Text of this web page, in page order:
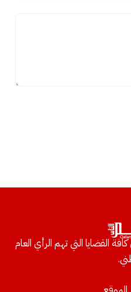
القضايا التي تهم الرأي العام